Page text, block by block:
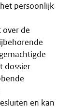
persoonlijk
over de
dossier
en kan